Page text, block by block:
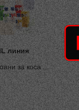
линия
за коса ...